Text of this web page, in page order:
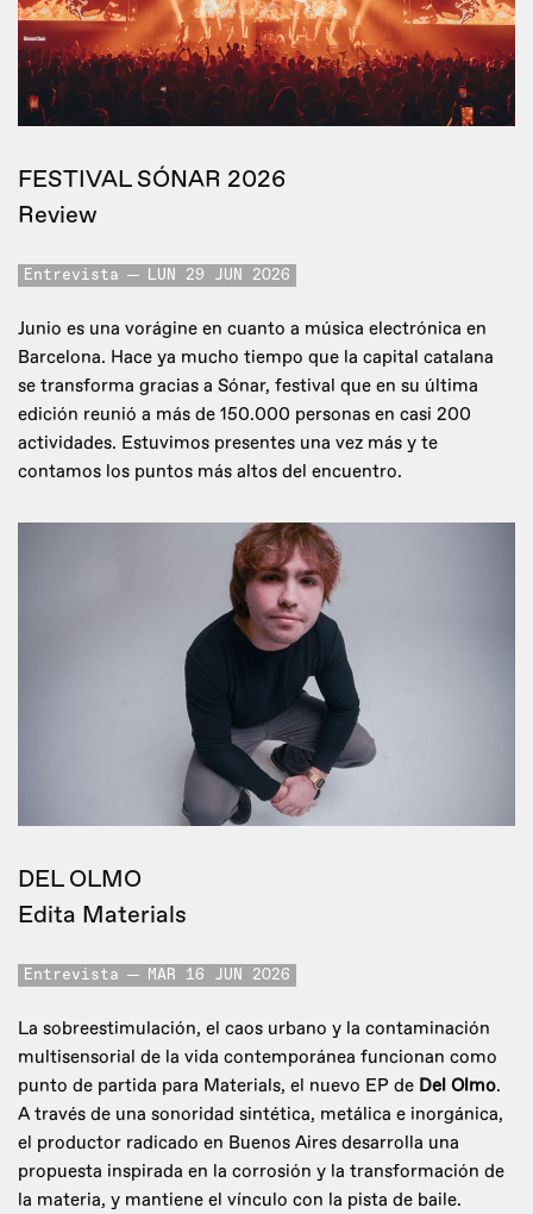
FESTIVAL SÓNAR 2026
Review
Entrevista LUN 29 JUN 2026
Junio es una vorágine en cuanto a música electrónica en
Barcelona. Hace ya mucho tiempo que la capital catalana
se transforma gracias a Sónar, festival que en su última
edición reunió a más de 150.000 personas en casi 200
actividades. Estuvimos presentes una vez más y te
contamos los puntos más altos del encuentro.
DEL OLMO
Edita Materials
Entrevista MAR 16 JUN 2026
La sobreestimulación, el caos urbano y la contaminación
multisensorial de la vida contemporánea funcionan como
punto de partida para Materials, el nuevo EP de Del Olmo.
A través de una sonoridad sintética, metálica e inorgánica,
el productor radicado en Buenos Aires desarrolla una
propuesta inspirada en la corrosión y la transformación de
la materia, y mantiene el vínculo con la pista de baile.